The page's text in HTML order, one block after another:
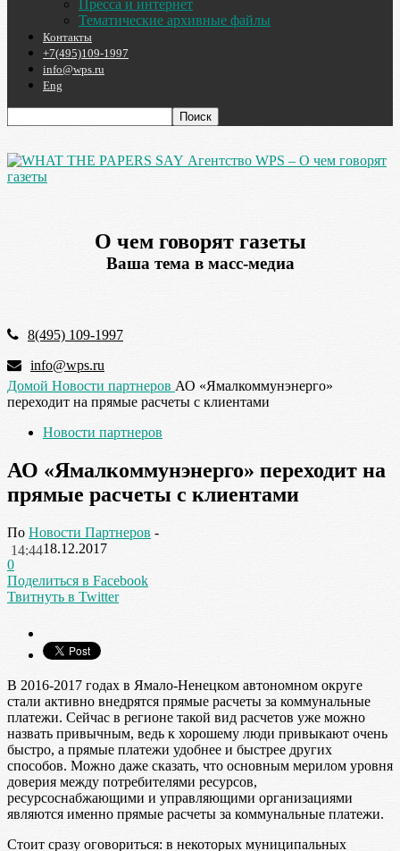
Пресса и интернет
Тематические архивные файлы
Контакты
+7(495)109-1997
info@wps.ru
Eng
Агентство WPS – О чем говорят
газеты
О чем говорят газеты
Ваша тема в масс-медиа
8(495) 109-1997
info@wps.ru
Домой Новости партнеров АО «Ямалкоммунэнерго»
переходит на прямые расчеты с клиентами
Новости партнеров
АО «Ямалкоммунэнерго» переходит на
прямые расчеты с клиентами
По Новости Партнеров -
18.12.2017
14:44
0
Поделиться в Facebook
Твитнуть в Twitter
В 2016-2017 годах в Ямало-Ненецком автономном округе
стали активно внедрятся прямые расчеты за коммунальные
платежи. Сейчас в регионе такой вид расчетов уже можно
назвать привычным, ведь к хорошему люди привыкают очень
быстро, а прямые платежи удобнее и быстрее других
способов. Можно даже сказать, что основным мерилом уровня
доверия между потребителями ресурсов,
ресурсоснабжающими и управляющими организациями
являются именно прямые расчеты за коммунальные платежи.
Стоит сразу оговориться: в некоторых муниципальных